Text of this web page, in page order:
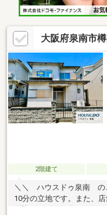
大阪府泉南市
2階建て
＼＼ ハウスドゥ泉南 の
10分の立地です。また、